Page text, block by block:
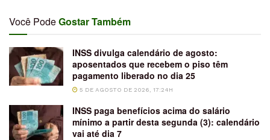
Você PodeGostar Também
INSS divulga calendário de agosto:
aposentados que recebem o piso têm
pagamento liberado no dia 25
5 DE AGOSTO DE 2026, 17:24H
INSS paga benefícios acima do salário
mínimo a partir desta segunda (3): calendário
vai até dia 7